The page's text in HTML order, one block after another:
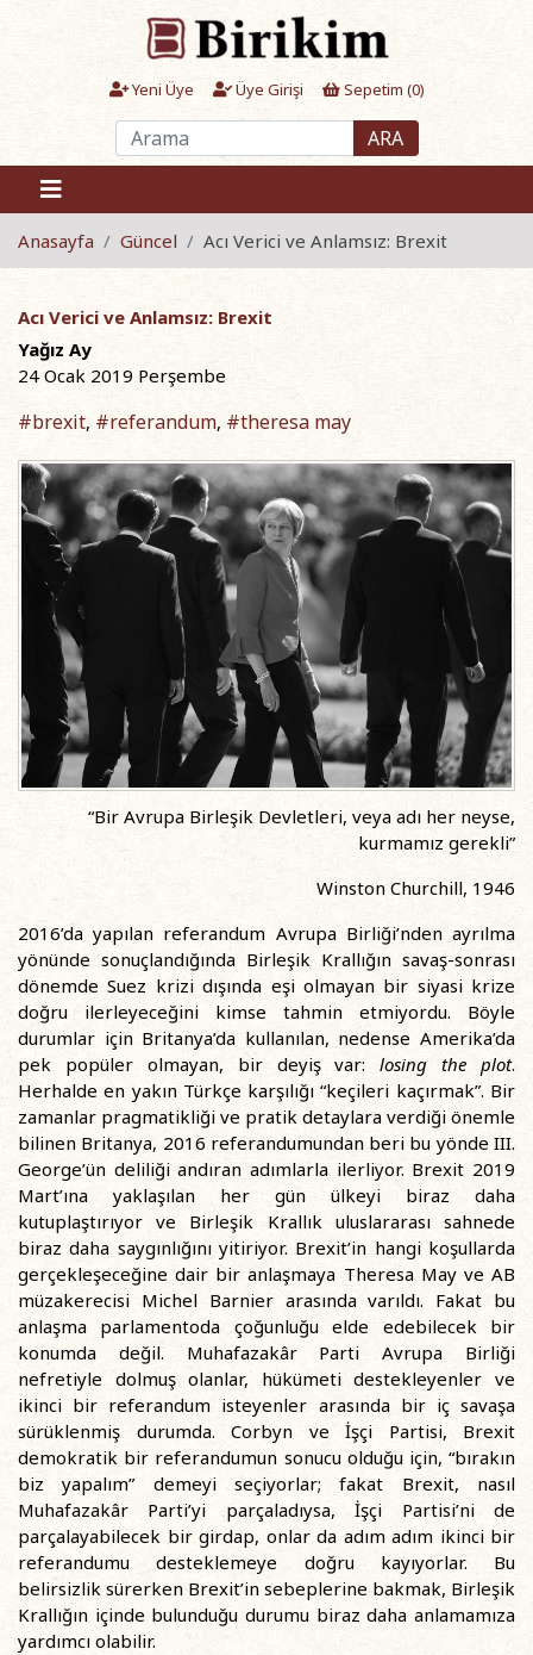
Yeni Üye Üye Girişi Sepetim (0)
ARA
Anasayfa Güncel Acı Verici ve Anlamsız: Brexit
Acı Verici ve Anlamsız: Brexit
Yağız Ay
24 Ocak 2019 Perşembe
#brexit, #referandum, #theresa may
“Bir Avrupa Birleşik Devletleri, veya adı her neyse,
kurmamız gerekli”
Winston Churchill, 1946
2016’da yapılan referandum Avrupa Birliği’nden ayrılma
yönünde sonuçlandığında Birleşik Krallığın savaş-sonrası
dönemde Suez krizi dışında eşi olmayan bir siyasi krize
doğru ilerleyeceğini kimse tahmin etmiyordu. Böyle
durumlar için Britanya’da kullanılan, nedense Amerika’da
pek popüler olmayan, bir deyiş var:losing the plot.
Herhalde en yakın Türkçe karşılığı “keçileri kaçırmak”. Bir
zamanlar pragmatikliği ve pratik detaylara verdiği önemle
bilinen Britanya, 2016 referandumundan beri bu yönde III.
George’ün deliliği andıran adımlarla ilerliyor. Brexit 2019
Mart’ına yaklaşılan her gün ülkeyi biraz daha
kutuplaştırıyor ve Birleşik Krallık uluslararası sahnede
biraz daha saygınlığını yitiriyor. Brexit’in hangi koşullarda
gerçekleşeceğine dair bir anlaşmaya Theresa May ve AB
müzakerecisi Michel Barnier arasında varıldı. Fakat bu
anlaşma parlamentoda çoğunluğu elde edebilecek bir
konumda değil. Muhafazakâr Parti Avrupa Birliği
nefretiyle dolmuş olanlar, hükümeti destekleyenler ve
ikinci bir referandum isteyenler arasında bir iç savaşa
sürüklenmiş durumda. Corbyn ve İşçi Partisi, Brexit
demokratik bir referandumun sonucu olduğu için, “bırakın
biz yapalım” demeyi seçiyorlar; fakat Brexit, nasıl
Muhafazakâr Parti’yi parçaladıysa, İşçi Partisi’ni de
parçalayabilecek bir girdap, onlar da adım adım ikinci bir
referandumu desteklemeye doğru kayıyorlar. Bu
belirsizlik sürerken Brexit’in sebeplerine bakmak, Birleşik
Krallığın içinde bulunduğu durumu biraz daha anlamamıza
yardımcı olabilir.